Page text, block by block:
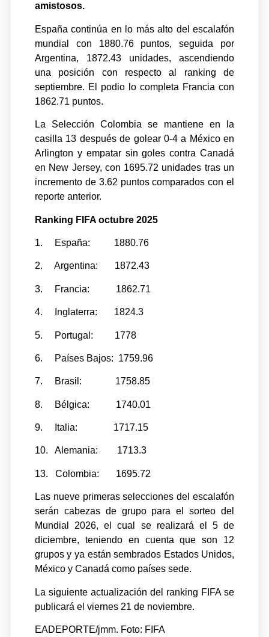
amistosos.
España continúa en lo más alto del escalafón
mundial con 1880.76 puntos, seguida por
Argentina, 1872.43 unidades, ascendiendo
una posición con respecto al ranking de
septiembre. El podio lo completa Francia con
1862.71 puntos.
La Selección Colombia se mantiene en la
casilla 13 después de golear 0-4 a México en
Arlington y empatar sin goles contra Canadá
en New Jersey, con 1695.72 unidades tras un
incremento de 3.62 puntos comparados con el
reporte anterior.
Ranking FIFA octubre 2025
1. España: 1880.76
2. Argentina: 1872.43
3. Francia: 1862.71
4. Inglaterra: 1824.3
5. Portugal: 1778
6. Países Bajos: 1759.96
7. Brasil: 1758.85
8. Bélgica: 1740.01
9. Italia: 1717.15
10. Alemania: 1713.3
13. Colombia: 1695.72
Las nueve primeras selecciones del escalafón
serán cabezas de grupo para el sorteo del
Mundial 2026, el cual se realizará el 5 de
diciembre, teniendo en cuenta que son 12
grupos y ya están sembrados Estados Unidos,
México y Canadá como países sede.
La siguiente actualización del ranking FIFA se
publicará el viernes 21 de noviembre.
EADEPORTE/jmm. Foto: FIFA